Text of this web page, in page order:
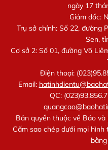
ngày 17
Giám đốc:
Trụ sở chính: Số 22, đường
Sen,
Cơ sở 2: Số 01, đường Võ
Điện thoại:
Email:
QC:
Bản quyền thuộc về Báo
Cấm sao chép dưới mọi